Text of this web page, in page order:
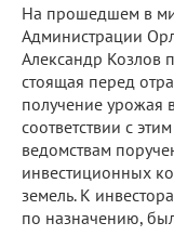
На прошедшем в
Администрации
Александр Козлов
стоящая перед
получение урожая
соответствии с
ведомствам
инвестиционных
земель. К
по назначению,